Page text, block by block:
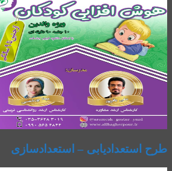
طرح استعدادیابی – استعدادسازی